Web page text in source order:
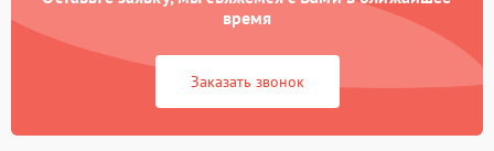
Неисправность Wi-
Fi/Bluetooth модуля
1500 ₽
изображения
время
Заказать звонок